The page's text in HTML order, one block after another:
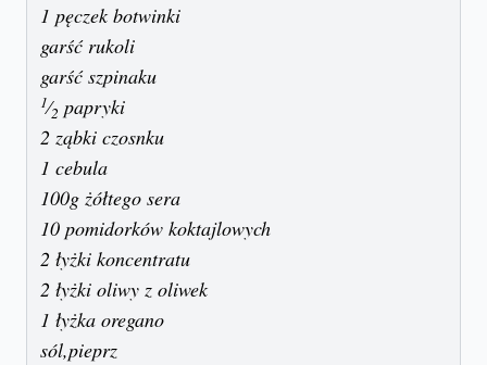
1 pęczek botwinki
garść rukoli
garść szpinaku
1⁄2 papryki
2 ząbki czosnku
1 cebula
100g żółtego sera
10 pomidorków koktajlowych
2 łyżki koncentratu
2 łyżki oliwy z oliwek
1 łyżka oregano
sól,pieprz